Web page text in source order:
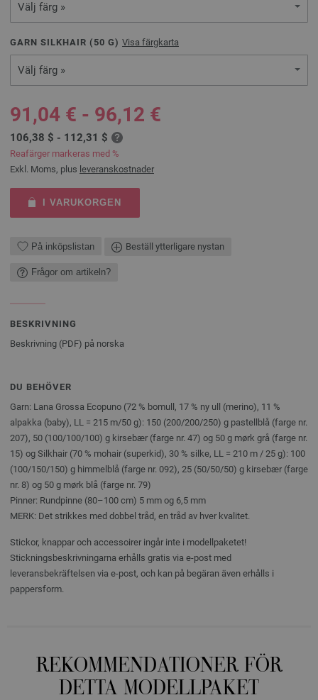
Välj färg »
GARN SILKHAIR ( 50 G) Visa färgkarta
Välj färg »
91,04 € - 96,12 €
106,38 $ - 112,31 $
Reafärger markeras med %
Exkl. Moms, plus leveranskostnader
I VARUKORGEN
På inköpslistan Beställ ytterligare nystan
Frågor om artikeln?
BESKRIVNING
Beskrivning (PDF) på norska
DU BEHÖVER
Garn: Lana Grossa Ecopuno (72 % bomull, 17 % ny ull (merino), 11 %
alpakka (baby), LL = 215 m/50 g): 150 (200/200/250) g pastellblå (farge nr.
207), 50 (100/100/100) g kirsebær (farge nr. 47) og 50 g mørk grå (farge nr.
15) og Silkhair (70 % mohair (superkid), 30 % silke, LL = 210 m / 25 g): 100
(100/150/150) g himmelblå (farge nr. 092), 25 (50/50/50) g kirsebær (farge
nr. 8) og 50 g mørk blå (farge nr. 79)
Pinner: Rundpinne (80–100 cm) 5 mm og 6,5 mm
MERK: Det strikkes med dobbel tråd, en tråd av hver kvalitet.
Stickor, knappar och accessoirer ingår inte i modellpaketet!
Stickningsbeskrivningarna erhålls gratis via e-post med
leveransbekräftelsen via e-post, och kan på begäran även erhålls i
pappersform.
REKOMMENDATIONER FÖR
DETTA MODELLPAKET